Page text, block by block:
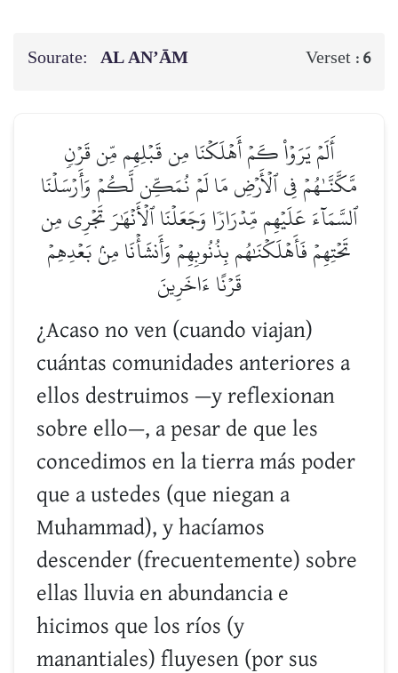
Sourate: AL AN’ĀM Verset : 6
أَلَمۡ يَرَوۡاْ كَمۡ أَهۡلَكۡنَا مِن قَبۡلِهِم مِّن قَرۡنٖ
مَّكَّنَّـٰهُمۡ فِي ٱلۡأَرۡضِ مَا لَمۡ نُمَكِّن لَّكُمۡ وَأَرۡسَلۡنَا
ٱلسَّمَآءَ عَلَيۡهِم مِّدۡرَارٗا وَجَعَلۡنَا ٱلۡأَنۡهَٰرَ تَجۡرِي مِن
تَحۡتِهِمۡ فَأَهۡلَكۡنَٰهُم بِذُنُوبِهِمۡ وَأَنشَأۡنَا مِنۢ بَعۡدِهِمۡ
قَرۡنًا ءَاخَرِينَ
¿Acaso no ven (cuando viajan)
cuántas comunidades anteriores a
ellos destruimos —y reflexionan
sobre ello—, a pesar de que les
concedimos en la tierra más poder
que a ustedes (que niegan a
Muhammad), y hacíamos
descender (frecuentemente) sobre
ellas lluvia en abundancia e
hicimos que los ríos (y
manantiales) fluyesen (por sus